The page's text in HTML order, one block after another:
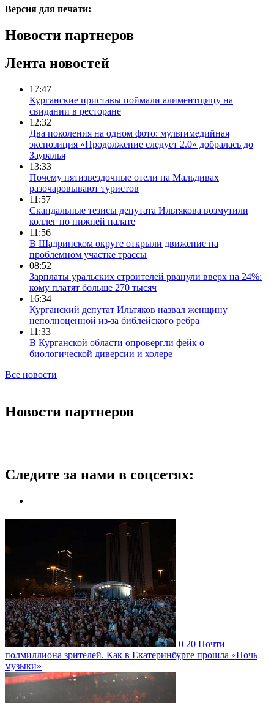
Версия для печати:
Новости партнеров
Лента новостей
17:47
Курганские приставы поймали алиментщицу на
свидании в ресторане
12:32
Два поколения на одном фото: мультимедийная
экспозиция «Продолжение следует 2.0» добралась до
Зауралья
13:33
Почему пятизвездочные отели на Мальдивах
разочаровывают туристов
11:57
Скандальные тезисы депутата Ильтякова возмутили
коллег по нижней палате
11:56
В Шадринском округе открыли движение на
проблемном участке трассы
08:52
Зарплаты уральских строителей рванули вверх на 24%:
кому платят больше 270 тысяч
16:34
Курганский депутат Ильтяков назвал женщину
неполноценной из-за библейского ребра
11:33
В Курганской области опровергли фейк о
биологической диверсии и холере
Все новости
Новости партнеров
Следите за нами в соцсетях:
0 20 Почти
полмиллиона зрителей. Как в Екатеринбурге прошла «Ночь
музыки»